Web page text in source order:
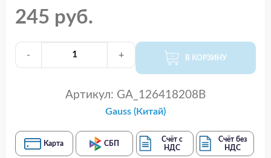
245 руб.
- + В КОРЗИНУ
Артикул: GA_126418208B
Gauss (Китай)
Карта СБП
Счёт с
НДС
Счёт без
НДС